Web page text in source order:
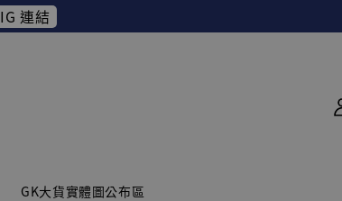
IG 連結
GK大貨實體圖公布區